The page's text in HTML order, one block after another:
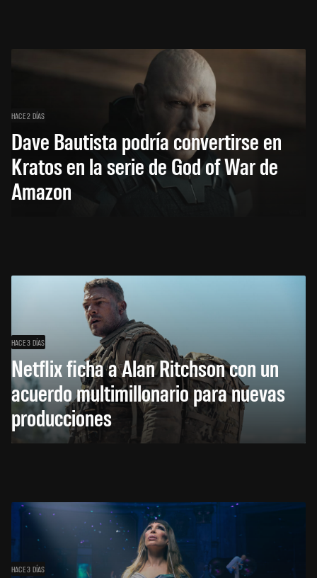
HACE 2 DÍAS
Dave Bautista podría convertirse en
Kratos en la serie de God of War de
Amazon
HACE 3 DÍAS
Netflix ficha a Alan Ritchson con un
acuerdo multimillonario para nuevas
producciones
HACE 3 DÍAS